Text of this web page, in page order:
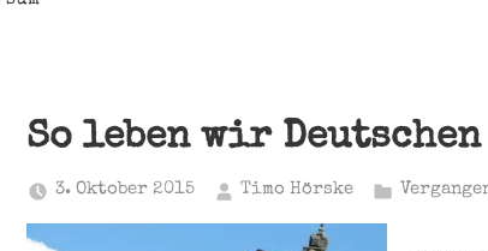
So leben wir
3. Oktober 2015 Timo Hörske